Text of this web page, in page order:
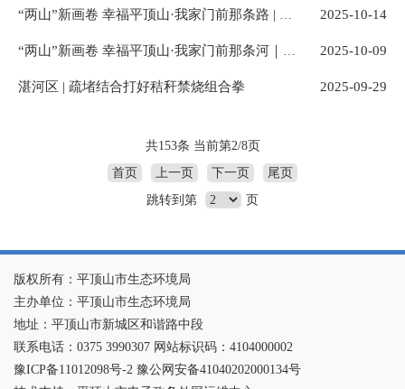
“两山”新画卷 幸福平顶山·我家门前那条路 | 叶县1号公路--串起沿途风景 铺就致富大道 2025-10-14
“两山”新画卷 幸福平顶山·我家门前那条河｜北汝河畔“换新装” 点亮群众“小确幸” 2025-10-09
湛河区 | 疏堵结合打好秸秆禁烧组合拳 2025-09-29
共153条 当前第2/8页
首页
上一页 下一页
尾页
跳转到第
页
版权所有：平顶山市生态环境局
主办单位：平顶山市生态环境局
地址：平顶山市新城区和谐路中段
联系电话：0375 3990307 网站标识码：4104000002
豫ICP备11012098号-2 豫公网安备41040202000134号